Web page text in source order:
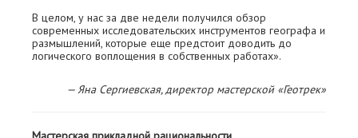
В целом, у нас за две недели получился обзор
современных исследовательских инструментов географа и
размышлений, которые еще предстоит доводить до
логического воплощения в собственных работах».
— Яна Сергиевская, директор мастерской «Геотрек»